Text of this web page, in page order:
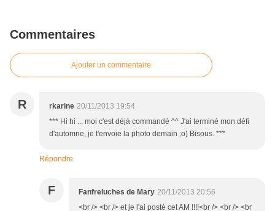
Commentaires
Ajouter un commentaire
R rkarine 20/11/2013 19:54
*** Hi hi ... moi c'est déjà commandé ^^ J'ai terminé mon défi
d'automne, je t'envoie la photo demain ;o) Bisous. ***
Répondre
F Fanfreluches de Mary 20/11/2013 20:56
<br /> <br /> et je l'ai posté cet AM !!!!<br /> <br /> <br